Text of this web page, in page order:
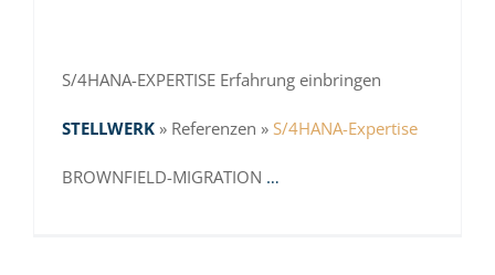
S/4HANA-EXPERTISE Erfahrung einbringen
STELLWERK » Referenzen » S/4HANA-Expertise
BROWNFIELD-MIGRATION …